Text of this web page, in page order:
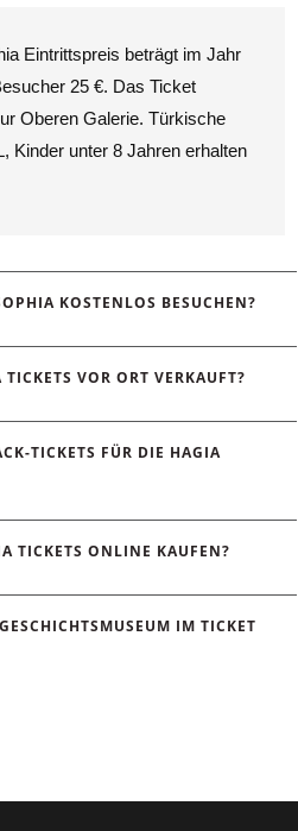
Eintrittspreis beträgt im Jahr
25 €. Das Ticket
Oberen Galerie. Türkische
Kinder unter 8 Jahren erhalten
KOSTENLOS BESUCHEN?
VOR ORT VERKAUFT?
TICKETS FÜR DIE HAGIA
TICKETS ONLINE KAUFEN?
IM TICKET